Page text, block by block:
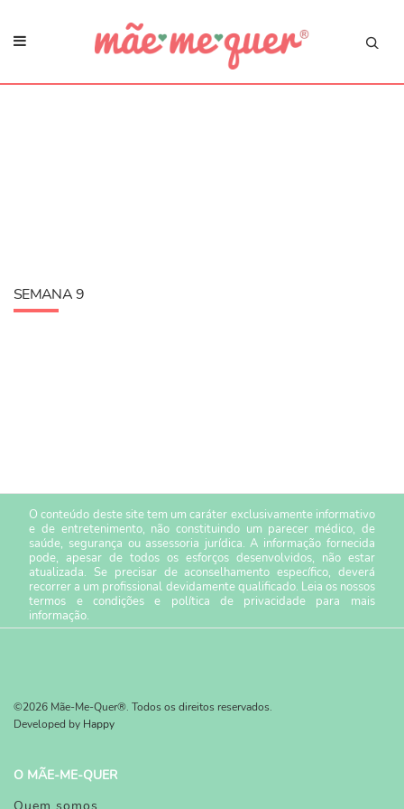
SEMANA 9
O conteúdo deste site tem um caráter exclusivamente informativo
e de entretenimento, não constituindo um parecer médico, de
saúde, segurança ou assessoria jurídica. A informação fornecida
pode, apesar de todos os esforços desenvolvidos, não estar
atualizada. Se precisar de aconselhamento específico, deverá
recorrer a um profissional devidamente qualificado. Leia os nossos
termos e condiçõese política de privacidade para mais
informação.
©2026 Mãe-Me-Quer®. Todos os direitos reservados.
Developed by Happy
O MÃE-ME-QUER